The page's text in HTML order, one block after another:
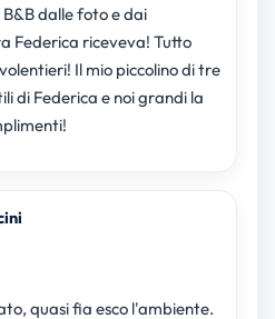
dalle foto e dai
Federica riceveva! Tutto
Il mio piccolino di tre
di Federica e noi grandi la
quasi fia esco l'ambiente.